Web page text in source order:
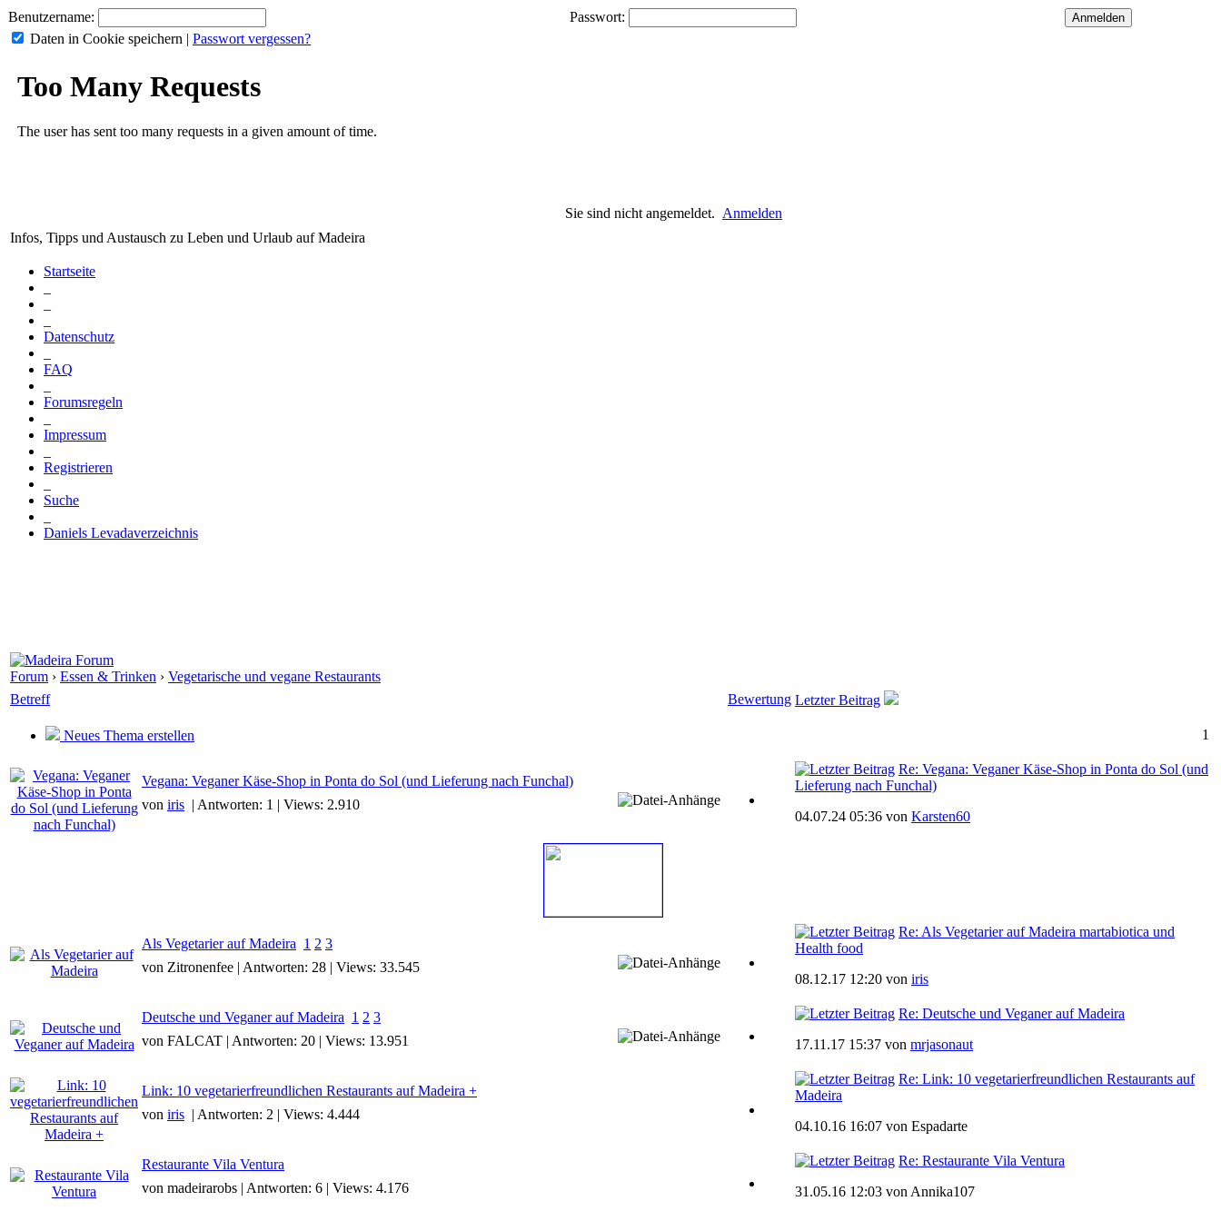
Benutzername:
Passwort:
Daten in Cookie speichern | Passwort vergessen?
Sie sind nicht angemeldet. Anmelden
Infos, Tipps und Austausch zu Leben und Urlaub auf Madeira
Startseite
Datenschutz
FAQ
Forumsregeln
Impressum
Registrieren
Suche
Daniels Levadaverzeichnis
Forum › Essen & Trinken › Vegetarische und vegane Restaurants
Betreff
Bewertung Letzter Beitrag
Neues Thema erstellen 1
Vegana: Veganer Käse-Shop in Ponta do Sol (und Lieferung nach Funchal)
von iris | Antworten: 1 | Views: 2.910
Re: Vegana: Veganer Käse-Shop in Ponta do Sol (und
Lieferung nach Funchal)
04.07.24 05:36 von Karsten60
Als Vegetarier auf Madeira 1 2 3
von Zitronenfee | Antworten: 28 | Views: 33.545
Re: Als Vegetarier auf Madeira martabiotica und
Health food
08.12.17 12:20 von iris
Deutsche und Veganer auf Madeira 1 2 3
von FALCAT | Antworten: 20 | Views: 13.951
Re: Deutsche und Veganer auf Madeira
17.11.17 15:37 von mrjasonaut
Link: 10 vegetarierfreundlichen Restaurants auf Madeira +
von iris | Antworten: 2 | Views: 4.444
Re: Link: 10 vegetarierfreundlichen Restaurants auf
Madeira
04.10.16 16:07 von Espadarte
Restaurante Vila Ventura
von madeirarobs | Antworten: 6 | Views: 4.176
Re: Restaurante Vila Ventura
31.05.16 12:03 von Annika107